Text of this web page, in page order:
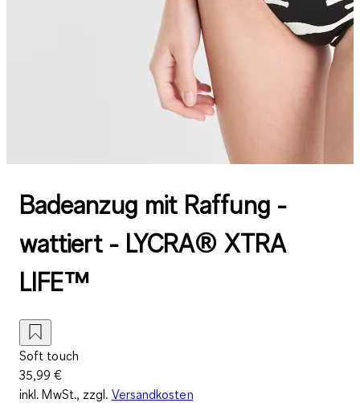
Badeanzug mit Raffung -
wattiert - LYCRA® XTRA
LIFE™
Soft touch
35,99 €
inkl. MwSt., zzgl. Versandkosten